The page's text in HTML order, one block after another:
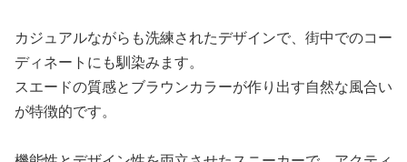
カジュアルながらも洗練されたデザインで、街中でのコー
ディネートにも馴染みます。
スエードの質感とブラウンカラーが作り出す自然な風合い
が特徴的です。